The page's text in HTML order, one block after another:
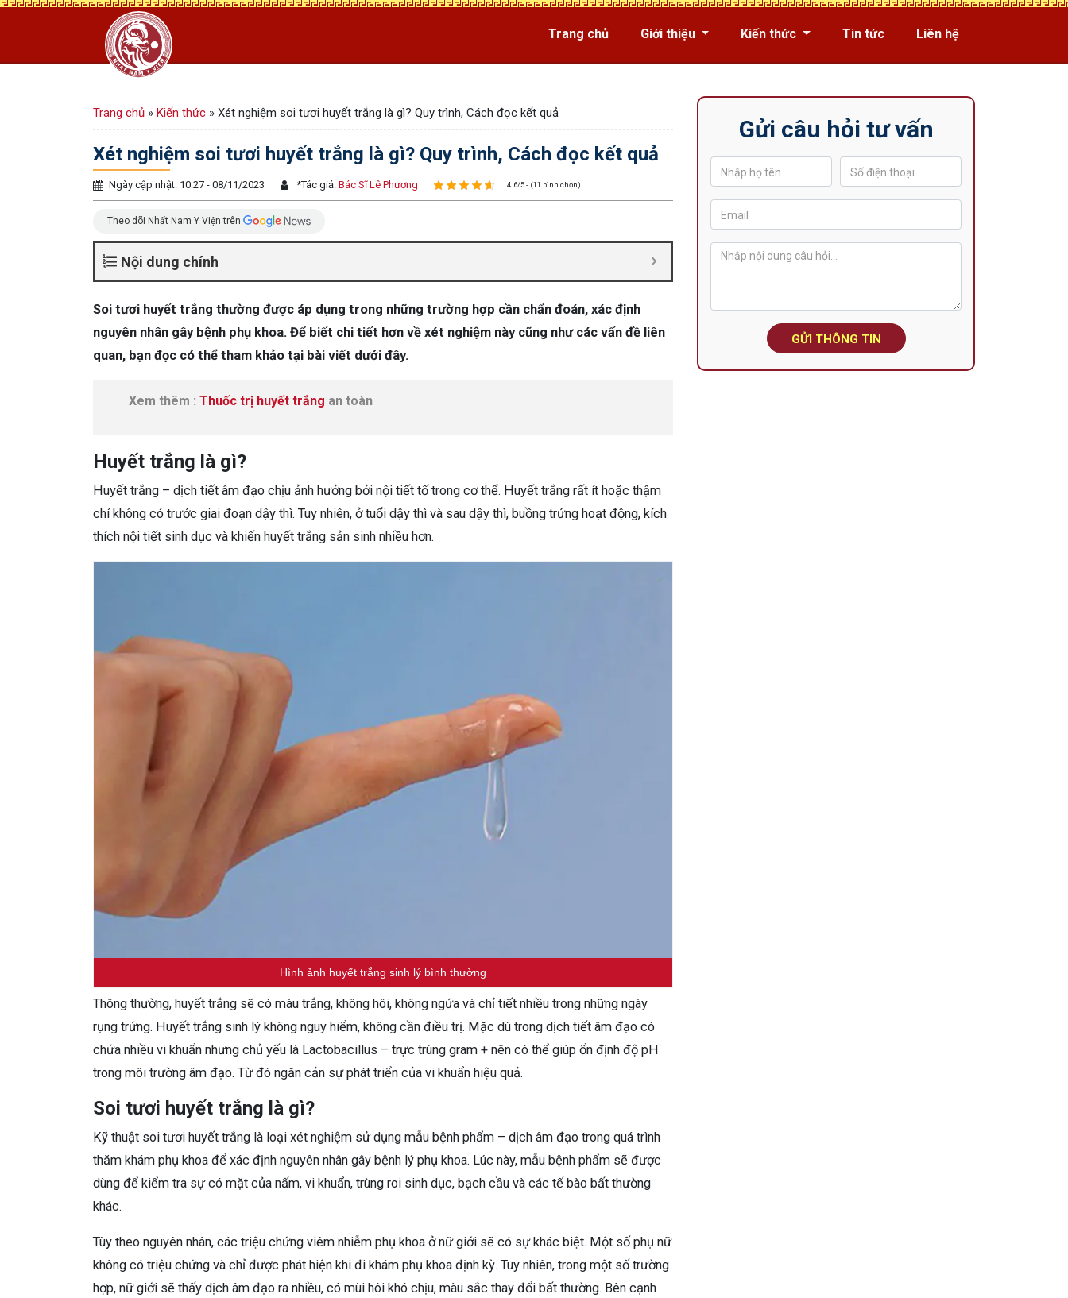
Trang chủ Giới thiệu Kiến thức Tin tức Liên hệ
Trang chủ » Kiến thức » Xét nghiệm soi tươi huyết trắng là gì? Quy trình, Cách đọc kết quả
Xét nghiệm soi tươi huyết trắng là gì? Quy trình, Cách đọc kết quả
Ngày cập nhật: 10:27 - 08/11/2023 *Tác giả: Bác Sĩ Lê Phương 4.6/5 - (11 bình chọn)
Theo dõi Nhất Nam Y Viện trên
Nội dung chính
Soi tươi huyết trắng thường được áp dụng trong những trường hợp cần chẩn đoán, xác định
nguyên nhân gây bệnh phụ khoa. Để biết chi tiết hơn về xét nghiệm này cũng như các vấn đề liên
quan, bạn đọc có thể tham khảo tại bài viết dưới đây.
Xem thêm : Thuốc trị huyết trắng an toàn
Huyết trắng là gì?
Huyết trắng – dịch tiết âm đạo chịu ảnh hưởng bởi nội tiết tố trong cơ thể. Huyết trắng rất ít hoặc thậm
chí không có trước giai đoạn dậy thì. Tuy nhiên, ở tuổi dậy thì và sau dậy thì, buồng trứng hoạt động, kích
thích nội tiết sinh dục và khiến huyết trắng sản sinh nhiều hơn.
Hình ảnh huyết trắng sinh lý bình thường
Thông thường, huyết trắng sẽ có màu trắng, không hôi, không ngứa và chỉ tiết nhiều trong những ngày
rụng trứng. Huyết trắng sinh lý không nguy hiểm, không cần điều trị. Mặc dù trong dịch tiết âm đạo có
chứa nhiều vi khuẩn nhưng chủ yếu là Lactobacillus – trực trùng gram + nên có thể giúp ổn định độ pH
trong môi trường âm đạo. Từ đó ngăn cản sự phát triển của vi khuẩn hiệu quả.
Soi tươi huyết trắng là gì?
Kỹ thuật soi tươi huyết trắng là loại xét nghiệm sử dụng mẫu bệnh phẩm – dịch âm đạo trong quá trình
thăm khám phụ khoa để xác định nguyên nhân gây bệnh lý phụ khoa. Lúc này, mẫu bệnh phẩm sẽ được
dùng để kiểm tra sự có mặt của nấm, vi khuẩn, trùng roi sinh dục, bạch cầu và các tế bào bất thường
khác.
Tùy theo nguyên nhân, các triệu chứng viêm nhiễm phụ khoa ở nữ giới sẽ có sự khác biệt. Một số phụ nữ
không có triệu chứng và chỉ được phát hiện khi đi khám phụ khoa định kỳ. Tuy nhiên, trong một số trường
hợp, nữ giới sẽ thấy dịch âm đạo ra nhiều, có mùi hôi khó chịu, màu sắc thay đổi bất thường. Bên cạnh
Gửi câu hỏi tư vấn
GỬI THÔNG TIN